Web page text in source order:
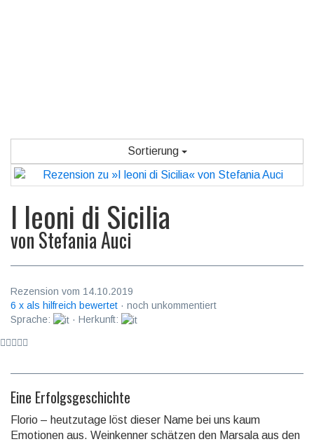
Sortierung
I leoni di Sicilia
vonStefania Auci
Rezension vom 14.10.2019
6 x als hilfreich bewertet · noch unkommentiert
Sprache:
· Herkunft:
Eine Erfolgsgeschichte
Florio – heutzutage löst dieser Name bei uns kaum
Emotionen aus. Weinkenner schätzen den Marsala aus den